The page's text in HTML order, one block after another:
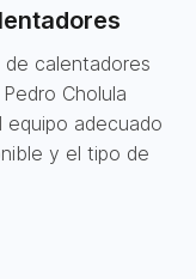
de calentadores
Cholula
equipo adecuado
y el tipo de